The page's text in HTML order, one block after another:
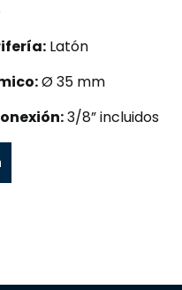
Latón
Ø 35 mm
3/8” incluidos